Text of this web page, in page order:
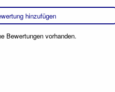
hinzufügen
Bewertungen vorhanden.